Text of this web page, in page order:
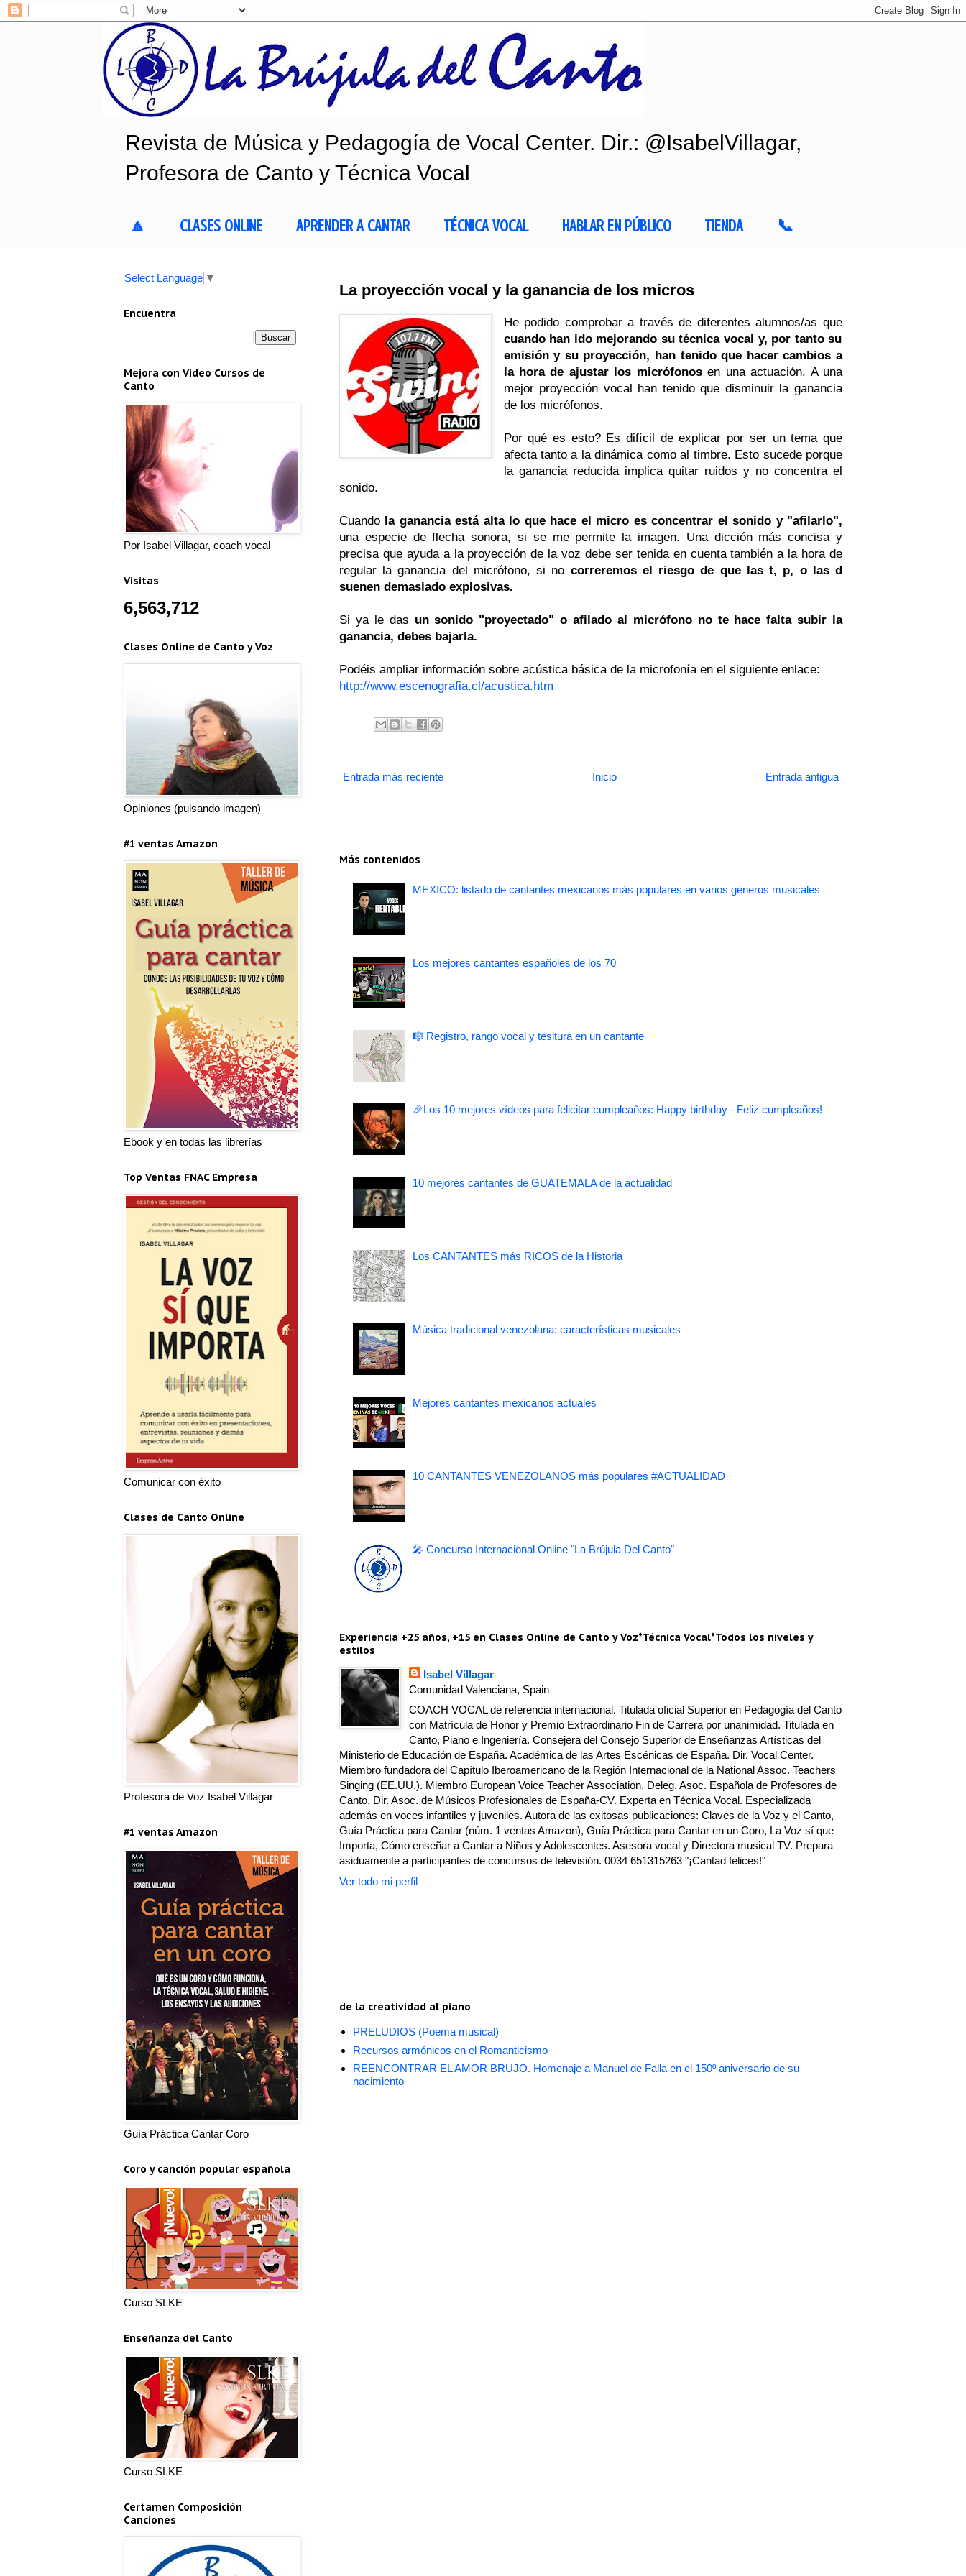
Revista de Música y Pedagogía de Vocal Center. Dir.: @IsabelVillagar,
Profesora de Canto y Técnica Vocal
🔼 CLASES ONLINE APRENDER A CANTAR TÉCNICA VOCAL HABLAR EN PÚBLICO TIENDA 📞
La proyección vocal y la ganancia de los micros
He podido comprobar a través de diferentes alumnos/as que
cuando han ido mejorando su técnica vocal y, por tanto su
emisión y su proyección, han tenido que hacer cambios a
la hora de ajustar los micrófonosen una actuación. A una
mejor proyección vocal han tenido que disminuir la ganancia
de los micrófonos.
Por qué es esto? Es difícil de explicar por ser un tema que
afecta tanto a la dinámica como al timbre. Esto sucede porque
la ganancia reducida implica quitar ruidos y no concentra el
sonido.
Cuando la ganancia está alta lo que hace el micro es concentrar el sonido y "afilarlo",
una especie de flecha sonora, si se me permite la imagen. Una dicción más concisa y
precisa que ayuda a la proyección de la voz debe ser tenida en cuenta también a la hora de
regular la ganancia del micrófono, si no correremos el riesgo de que las t, p, o las d
suenen demasiado explosivas.
Si ya le das un sonido "proyectado" o afilado al micrófono no te hace falta subir la
ganancia, debes bajarla.
Podéis ampliar información sobre acústica básica de la microfonía en el siguiente enlace:
http://www.escenografia.cl/acustica.htm
Entrada más reciente Entrada antigua
Inicio
Más contenidos
MEXICO: listado de cantantes mexicanos más populares en varios géneros musicales
Los mejores cantantes españoles de los 70
🎼 Registro, rango vocal y tesitura en un cantante
🎉Los 10 mejores vídeos para felicitar cumpleaños: Happy birthday - Feliz cumpleaños!
10 mejores cantantes de GUATEMALA de la actualidad
Los CANTANTES más RICOS de la Historia
Música tradicional venezolana: características musicales
Mejores cantantes mexicanos actuales
10 CANTANTES VENEZOLANOS más populares #ACTUALIDAD
🎤 Concurso Internacional Online "La Brújula Del Canto"
Experiencia +25 años, +15 en Clases Online de Canto y Voz*Técnica Vocal*Todos los niveles y
estilos
Isabel Villagar
Comunidad Valenciana, Spain
COACH VOCAL de referencia internacional. Titulada oficial Superior en Pedagogía del Canto
con Matrícula de Honor y Premio Extraordinario Fin de Carrera por unanimidad. Titulada en
Canto, Piano e Ingeniería. Consejera del Consejo Superior de Enseñanzas Artísticas del
Ministerio de Educación de España. Académica de las Artes Escénicas de España. Dir. Vocal Center.
Miembro fundadora del Capítulo Iberoamericano de la Región Internacional de la National Assoc. Teachers
Singing (EE.UU.). Miembro European Voice Teacher Association. Deleg. Asoc. Española de Profesores de
Canto. Dir. Asoc. de Músicos Profesionales de España-CV. Experta en Técnica Vocal. Especializada
además en voces infantiles y juveniles. Autora de las exitosas publicaciones: Claves de la Voz y el Canto,
Guía Práctica para Cantar (núm. 1 ventas Amazon), Guía Práctica para Cantar en un Coro, La Voz sí que
Importa, Cómo enseñar a Cantar a Niños y Adolescentes. Asesora vocal y Directora musical TV. Prepara
asiduamente a participantes de concursos de televisión. 0034 651315263 "¡Cantad felices!"
Ver todo mi perfil
de la creatividad al piano
PRELUDIOS (Poema musical)
Recursos armónicos en el Romanticismo
REENCONTRAR EL AMOR BRUJO. Homenaje a Manuel de Falla en el 150º aniversario de su
nacimiento
Select Language ▼
Encuentra
Mejora con Video Cursos de
Canto
Por Isabel Villagar, coach vocal
Visitas
6,563,712
Clases Online de Canto y Voz
Opiniones (pulsando imagen)
#1 ventas Amazon
Ebook y en todas las librerías
Top Ventas FNAC Empresa
Comunicar con éxito
Clases de Canto Online
Profesora de Voz Isabel Villagar
#1 ventas Amazon
Guía Práctica Cantar Coro
Coro y canción popular española
Curso SLKE
Enseñanza del Canto
Curso SLKE
Certamen Composición
Canciones